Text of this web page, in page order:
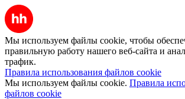
Мы используем файлы cookie, чтобы
правильную работу нашего веб-сайта и
трафик.
Правила использования файлов cookie
Мы используем файлы cookie. Правила
файлов cookie